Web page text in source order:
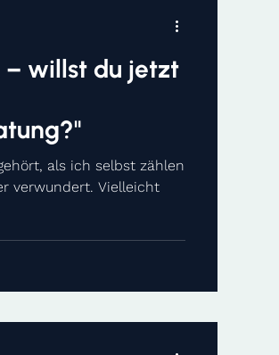
– willst du jetzt
als ich selbst zählen
verwundert. Vielleicht